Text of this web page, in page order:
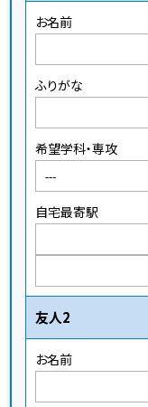
お名前
ふりがな
希望学科・専攻
自宅最寄駅
友人2
お名前